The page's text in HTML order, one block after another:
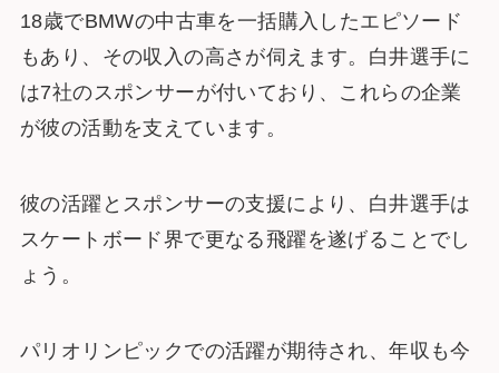
18歳でBMWの中古車を一括購入したエピソード
もあり、その収入の高さが伺えます。白井選手に
は7社のスポンサーが付いており、これらの企業
が彼の活動を支えています。
彼の活躍とスポンサーの支援により、白井選手は
スケートボード界で更なる飛躍を遂げることでし
ょう。
パリオリンピックでの活躍が期待され、年収も今